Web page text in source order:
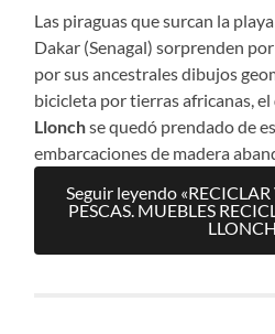
Las piraguas que surcan la
Dakar (Senagal) sorprenden
por sus ancestrales dibujos
bicicleta por tierras africanas, el
Llonchse quedó prendado de
embarcaciones de madera
Seguir leyendo
PESCAS. MUEBLES